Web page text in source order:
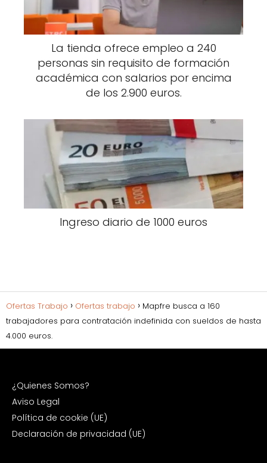
La tienda ofrece empleo a 240
personas sin requisito de formación
académica con salarios por encima
de los 2.900 euros.
Ingreso diario de 1000 euros
Ofertas Trabajo Ofertas trabajo
Mapfre busca a 160
trabajadores para contratación indefinida con sueldos de hasta
4.000 euros.
¿Quienes Somos?
Aviso Legal
Política de cookie (UE)
Declaración de privacidad (UE)